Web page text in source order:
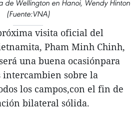
de Wellington en Hanoi, Wendy Hinton
(Fuente:VNA)
visita oficial del
Pham Minh Chinh,
una buena ocasiónpara
intercambien sobre la
los campos,con el fin de
bilateral sólida.